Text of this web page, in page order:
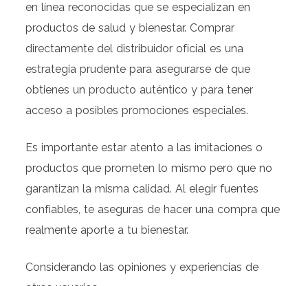
en línea reconocidas que se especializan en
productos de salud y bienestar. Comprar
directamente del distribuidor oficial es una
estrategia prudente para asegurarse de que
obtienes un producto auténtico y para tener
acceso a posibles promociones especiales.
Es importante estar atento a las imitaciones o
productos que prometen lo mismo pero que no
garantizan la misma calidad. Al elegir fuentes
confiables, te aseguras de hacer una compra que
realmente aporte a tu bienestar.
Considerando las opiniones y experiencias de